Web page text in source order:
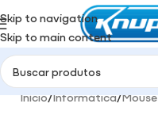
Skip to navigation
Skip to main content
Início/Informática/Mouse